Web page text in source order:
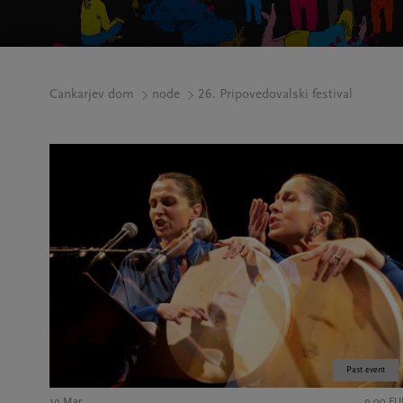
Cankarjev dom node 26. Pripovedovalski festival
Past event